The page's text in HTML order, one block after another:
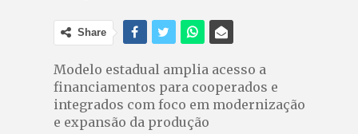
Share
Modelo estadual amplia acesso a
financiamentos para cooperados e
integrados com foco em modernização
e expansão da produção